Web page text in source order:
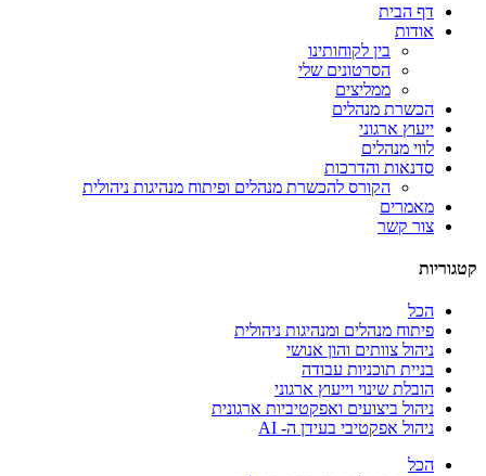
דף הבית
אודות
בין לקוחותינו
הסרטונים שלי
ממליצים
הכשרת מנהלים
ייעוץ ארגוני
לווי מנהלים
סדנאות והדרכות
הקורס להכשרת מנהלים ופיתוח מנהיגות ניהולית
מאמרים
צור קשר
קטגוריות
הכל
פיתוח מנהלים ומנהיגות ניהולית
ניהול צוותים והון אנושי
בניית תוכניות עבודה
הובלת שינוי וייעוץ ארגוני
ניהול ביצועים ואפקטיביות ארגונית
ניהול אפקטיבי בעידן ה- AI
הכל